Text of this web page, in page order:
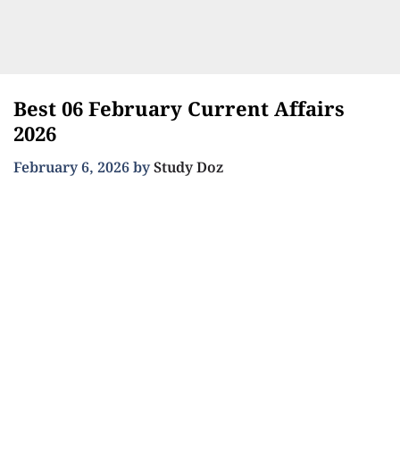
Best 06 February Current Affairs
2026
February 6, 2026byStudy Doz